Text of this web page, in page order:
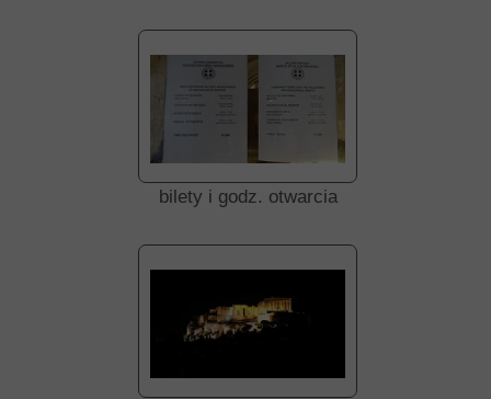
bilety i godz. otwarcia